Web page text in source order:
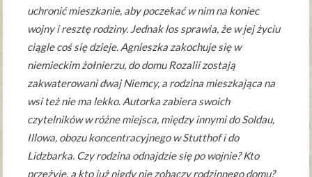
uchronić mieszkanie, aby poczekać w nim na koniec
wojny i resztę rodziny. Jednak los sprawia, że w jej życiu
ciągle coś się dzieje. Agnieszka zakochuje się w
niemieckim żołnierzu, do domu Rozalii zostają
zakwaterowani dwaj Niemcy, a rodzina mieszkająca na
wsi też nie ma lekko. Autorka zabiera swoich
czytelników w różne miejsca, między innymi do Soldau,
Illowa, obozu koncentracyjnego w Stutthof i do
Lidzbarka. Czy rodzina odnajdzie się po wojnie? Kto
przeżyje, a kto już nigdy nie zobaczy rodzinnego domu?